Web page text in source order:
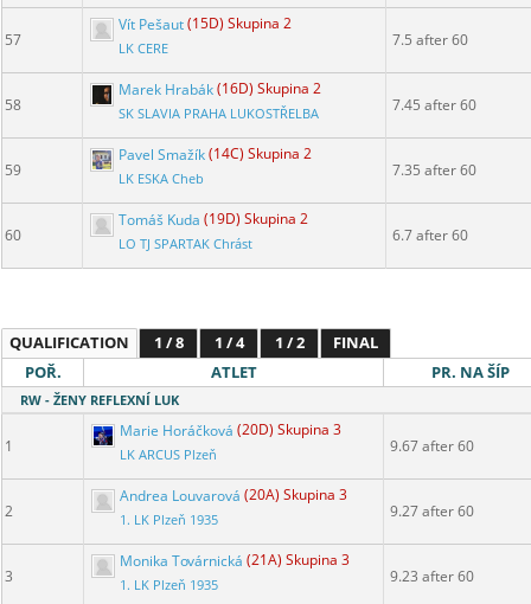
57
Vít Pešaut(15D) Skupina 2
LK CERE 7.5 after 60
58
Marek Hrabák(16D) Skupina 2
SK SLAVIA PRAHA LUKOSTŘELBA 7.45 after 60
59
Pavel Smažík(14C) Skupina 2
LK ESKA Cheb 7.35 after 60
60
Tomáš Kuda (19D) Skupina 2
LO TJ SPARTAK Chrást 6.7 after 60
QUALIFICATION 1 / 8 1 / 4 1 / 2
FINAL
POŘ.
ATLET PR. NA ŠÍP
RW - ŽENY REFLEXNÍ LUK
1
Marie Horáčková (20D) Skupina 3
LK ARCUS Plzeň 9.67 after 60
2
Andrea Louvarová (20A) Skupina 3
1. LK Plzeň 1935 9.27 after 60
3
Monika Továrnická (21A) Skupina 3
1. LK Plzeň 1935 9.23 after 60